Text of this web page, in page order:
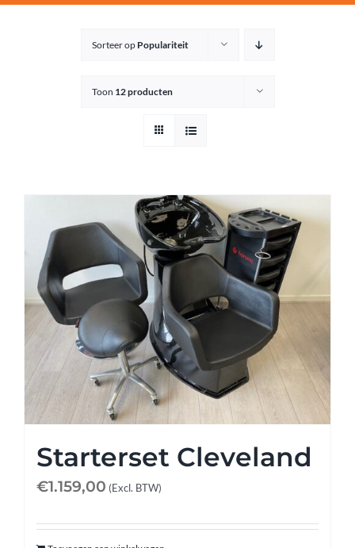
Accessoires
Magazijnsale
Buitenkansjes
Afspraak maken
Sorteer op Populariteit
Toon 12 producten
Starterset Cleveland
€1.159,00 (Excl. BTW)